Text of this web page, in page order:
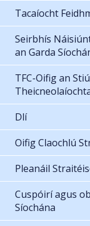
Tacaíocht
Seirbhís
an Garda
TFC-Oifig an
Dlí
Oifig Claochlú
Pleanáil
Cuspóirí agus
Síochána